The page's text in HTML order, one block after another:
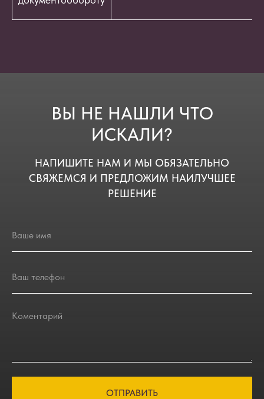
ВЫ НЕ НАШЛИ ЧТО
ИСКАЛИ?
НАПИШИТЕ НАМ И МЫ ОБЯЗАТЕЛЬНО
СВЯЖЕМСЯ И ПРЕДЛОЖИМ НАИЛУЧШЕЕ
РЕШЕНИЕ
ОТПРАВИТЬ